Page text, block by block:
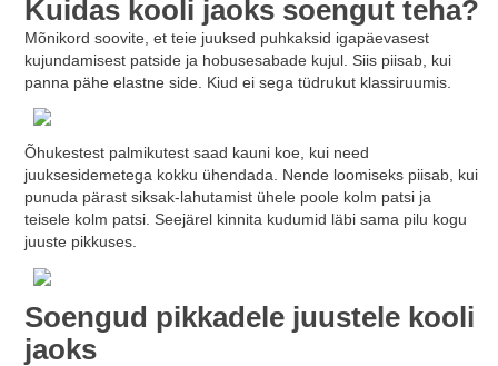
Kuidas kooli jaoks soengut teha?
Mõnikord soovite, et teie juuksed puhkaksid igapäevasest
kujundamisest patside ja hobusesabade kujul. Siis piisab, kui
panna pähe elastne side. Kiud ei sega tüdrukut klassiruumis.
Õhukestest palmikutest saad kauni koe, kui need
juuksesidemetega kokku ühendada. Nende loomiseks piisab, kui
punuda pärast siksak-lahutamist ühele poole kolm patsi ja
teisele kolm patsi. Seejärel kinnita kudumid läbi sama pilu kogu
juuste pikkuses.
Soengud pikkadele juustele kooli
jaoks